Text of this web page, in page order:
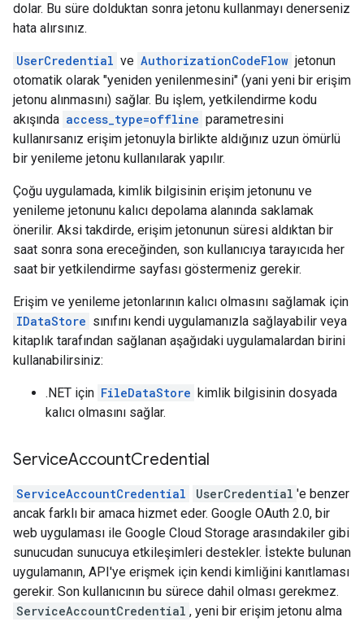
dolar. Bu süre dolduktan sonra jetonu kullanmayı denerseniz
hata alırsınız.
UserCredential ve AuthorizationCodeFlow jetonun
otomatik olarak "yeniden yenilenmesini" (yani yeni bir erişim
jetonu alınmasını) sağlar. Bu işlem, yetkilendirme kodu
akışında access_type=offline parametresini
kullanırsanız erişim jetonuyla birlikte aldığınız uzun ömürlü
bir yenileme jetonu kullanılarak yapılır.
Çoğu uygulamada, kimlik bilgisinin erişim jetonunu ve
yenileme jetonunu kalıcı depolama alanında saklamak
önerilir. Aksi takdirde, erişim jetonunun süresi aldıktan bir
saat sonra sona ereceğinden, son kullanıcıya tarayıcıda her
saat bir yetkilendirme sayfası göstermeniz gerekir.
Erişim ve yenileme jetonlarının kalıcı olmasını sağlamak için
IDataStore sınıfını kendi uygulamanızla sağlayabilir veya
kitaplık tarafından sağlanan aşağıdaki uygulamalardan birini
kullanabilirsiniz:
.NET için FileDataStore kimlik bilgisinin dosyada
kalıcı olmasını sağlar.
ServiceAccountCredential
ServiceAccountCredential UserCredential 'e benzer
ancak farklı bir amaca hizmet eder. Google OAuth 2.0, bir
web uygulaması ile Google Cloud Storage arasındakiler gibi
sunucudan sunucuya etkileşimleri destekler. İstekte bulunan
uygulamanın, API'ye erişmek için kendi kimliğini kanıtlaması
gerekir. Son kullanıcının bu sürece dahil olması gerekmez.
ServiceAccountCredential , yeni bir erişim jetonu alma